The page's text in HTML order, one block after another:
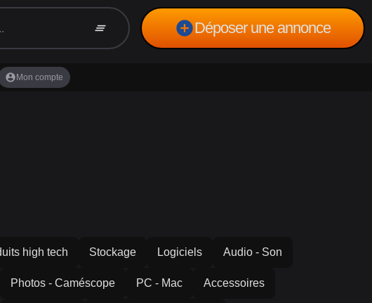
clear_all add_circleDéposer une annonce
account_circle Mon compte
high tech Stockage Logiciels Audio - Son
Photos - Caméscope PC - Mac Accessoires